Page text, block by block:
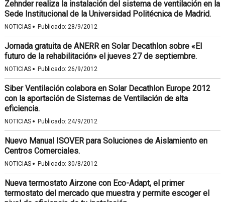
Zehnder realiza la instalación del sistema de ventilación en la
Sede Institucional de la Universidad Politécnica de Madrid.
NOTICIAS · Publicado: 28/9/2012
Jornada gratuita de ANERR en Solar Decathlon sobre «El
futuro de la rehabilitación» el jueves 27 de septiembre.
NOTICIAS · Publicado: 26/9/2012
Siber Ventilación colabora en Solar Decathlon Europe 2012
con la aportación de Sistemas de Ventilación de alta
eficiencia.
NOTICIAS · Publicado: 24/9/2012
Nuevo Manual ISOVER para Soluciones de Aislamiento en
Centros Comerciales.
NOTICIAS · Publicado: 30/8/2012
Nueva termostato Airzone con Eco-Adapt, el primer
termostato del mercado que muestra y permite escoger el